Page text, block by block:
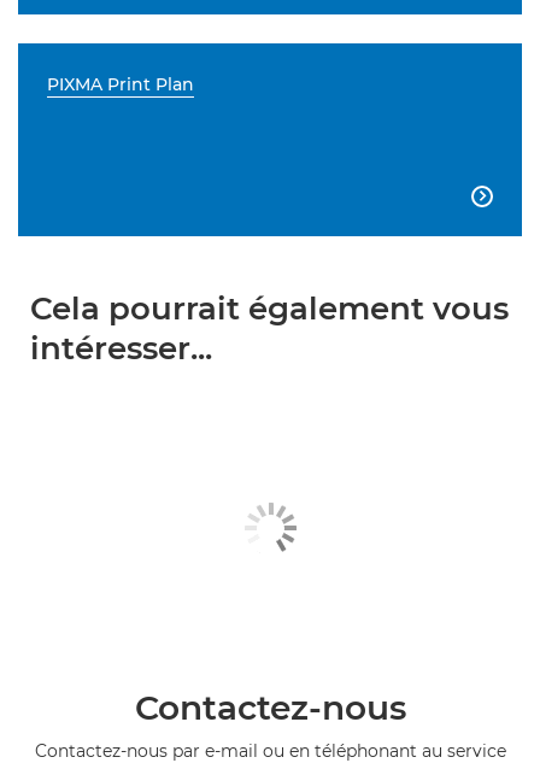
PIXMA Print Plan

Cela pourrait également vous
intéresser...
Contactez-nous
Contactez-nous par e-mail ou en téléphonant au service